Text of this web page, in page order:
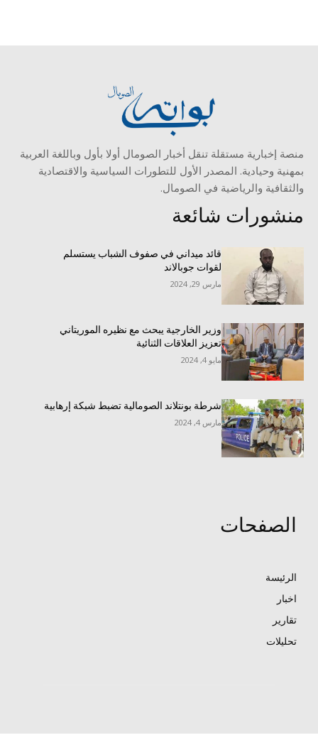
منصة إخبارية مستقلة تنقل أخبار الصومال أولا بأول وباللغة العربية
بمهنية وحيادية. المصدر الأول للتطورات السياسية والاقتصادية
والثقافية والرياضية في الصومال.
منشورات شائعة
قائد ميداني في صفوف الشباب يستسلم
لقوات جوبالاند
مارس 29, 2024
وزير الخارجية يبحث مع نظيره الموريتاني
تعزيز العلاقات الثنائية
مايو 4, 2024
شرطة بونتلاند الصومالية تضبط شبكة إرهابية
مارس 4, 2024
الصفحات
الرئيسة
اخبار
تقارير
تحليلات